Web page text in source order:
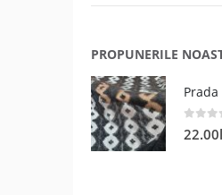
PROPUNERILE
0 out
22.00